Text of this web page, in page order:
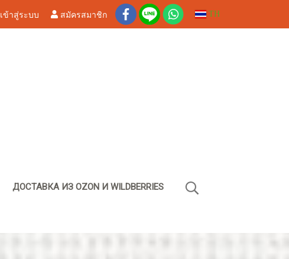
เข้าสู่ระบบ สมัครสมาชิก TH
ДОСТАВКА ИЗ OZON И WILDBERRIES